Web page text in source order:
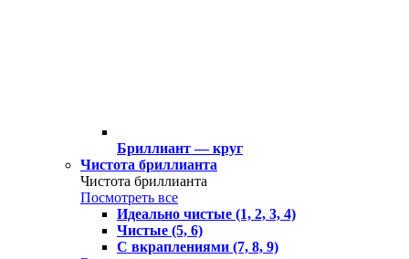
Бриллиант — круг
Чистота бриллианта
Чистота бриллианта
Посмотреть все
Идеально чистые (1, 2, 3, 4)
Чистые (5, 6)
С вкраплениями (7, 8, 9)